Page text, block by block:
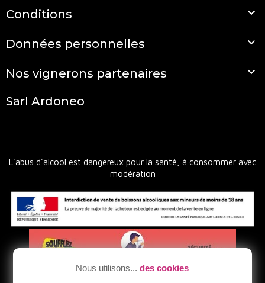
Conditions 
Données personnelles 
Nos vignerons partenaires 
Sarl Ardoneo
L'abus d'alcool est dangereux pour la santé, à consommer avec
modération
Nous utilisons... des cookies